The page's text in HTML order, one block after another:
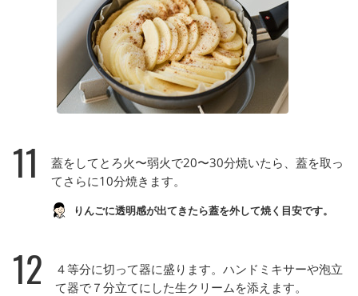
11
蓋をしてとろ火〜弱火で20〜30分焼いたら、蓋を取っ
てさらに10分焼きます。
りんごに透明感が出てきたら蓋を外して焼く目安です。
12
４等分に切って器に盛ります。ハンドミキサーや泡立
て器で７分立てにした生クリームを添えます。